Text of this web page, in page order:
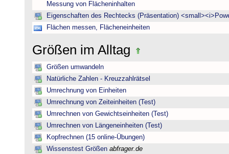
Messung von Flächeninhalten
Eigenschaften des Rechtecks (Präsentation)
Flächen messen, Flächeneinheiten
Größen im Alltag
Größen umwandeln
Natürliche Zahlen - Kreuzzahlrätsel
Umrechnung von Einheiten
Umrechnung von Zeiteinheiten (Test)
Umrechnen von Gewichtseinheiten (Test)
Umrechnen von Längeneinheiten (Test)
Kopfrechnen (15 online-Übungen)
Wissenstest Größen abfrager.de